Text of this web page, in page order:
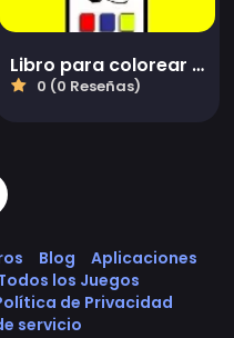
Libro para colorear de Grimace
0 (0 Reseñas)
Blog
Aplicaciones
los Juegos
de Privacidad
servicio